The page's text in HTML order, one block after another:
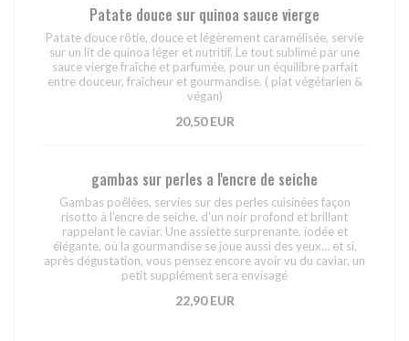
Patate douce sur quinoa sauce vierge
Patate douce rôtie, douce et légèrement caramélisée, servie
sur un lit de quinoa léger et nutritif. Le tout sublimé par une
sauce vierge fraîche et parfumée, pour un équilibre parfait
entre douceur, fraîcheur et gourmandise. ( plat végétarien &
végan)
20,50 EUR
gambas sur perles a l'encre de seiche
Gambas poêlées, servies sur des perles cuisinées façon
risotto à l’encre de seiche, d’un noir profond et brillant
rappelant le caviar. Une assiette surprenante, iodée et
élégante, où la gourmandise se joue aussi des yeux… et si,
après dégustation, vous pensez encore avoir vu du caviar, un
petit supplément sera envisagé
22,90 EUR